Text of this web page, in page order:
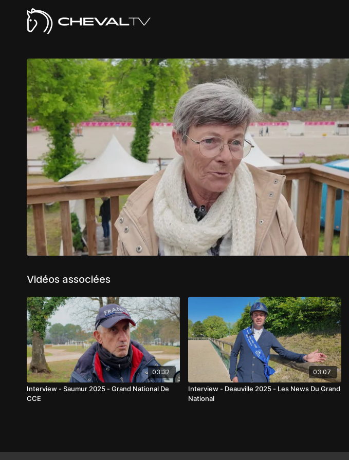
Vidéos associées
03:32
Interview - Saumur 2025 - Grand National De
CCE
03:07
Interview - Deauville 2025 - Les News Du Grand
National